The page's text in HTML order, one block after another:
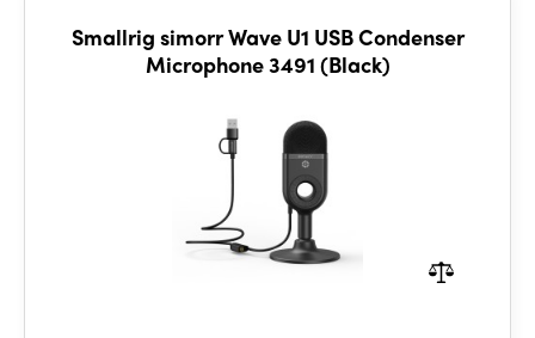
Smallrig simorr Wave U1 USB Condenser
Microphone 3491 (Black)